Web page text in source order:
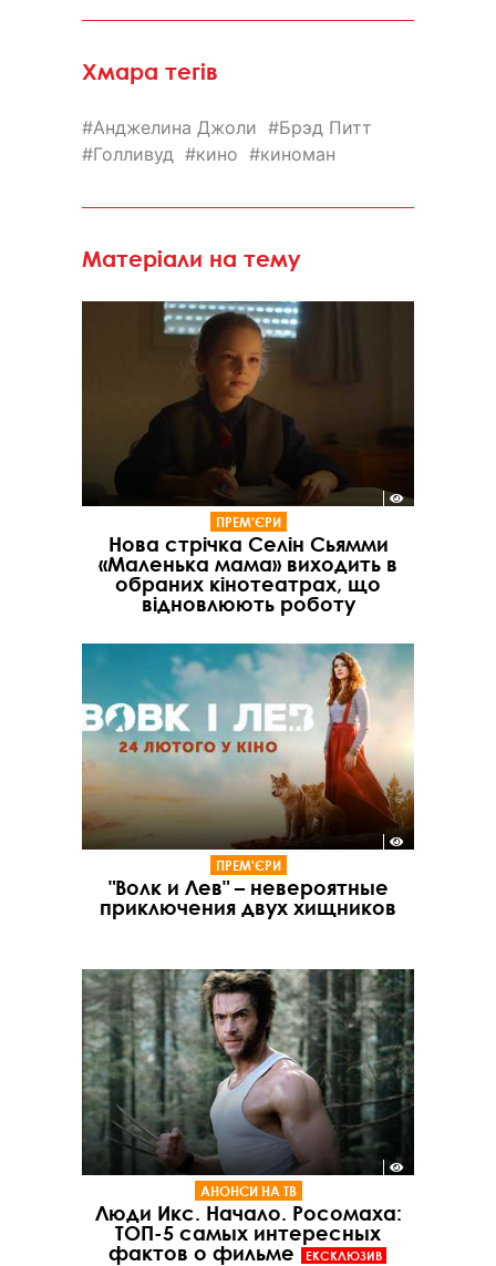
Хмара тегів
Анджелина Джоли
Брэд Питт
Голливуд
кино киноман
Матеріали на тему
ПРЕМ'ЄРИ
Нова стрічка Селін Сьямми
«Маленька мама» виходить в
обраних кінотеатрах, що
відновлюють роботу
ПРЕМ'ЄРИ
"Волк и Лев" – невероятные
приключения двух хищников
АНОНСИ НА ТВ
Люди Икс. Начало. Росомаха:
ТОП-5 самых интересных
фактов о фильме
ЕКСКЛЮЗИВ